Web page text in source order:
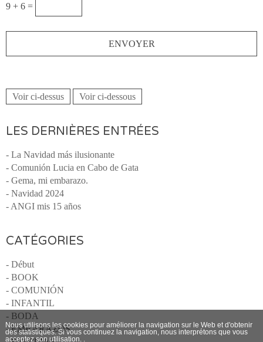
9 + 6 =
Voir ci-dessus Voir ci-dessous
LES DERNIÈRES ENTRÉES
- La Navidad más ilusionante
- Comunión Lucia en Cabo de Gata
- Gema, mi embarazo.
- Navidad 2024
- ANGI mis 15 años
CATÉGORIES
- Début
- BOOK
- COMUNIÓN
- INFANTIL
- BODA
- EMBARAZOS
Nous utilisons les cookies pour améliorer la navigation sur le Web et d'obtenir
des statistiques. Si vous continuez la navigation, nous interprétons que vous
acceptez son utilisation. .